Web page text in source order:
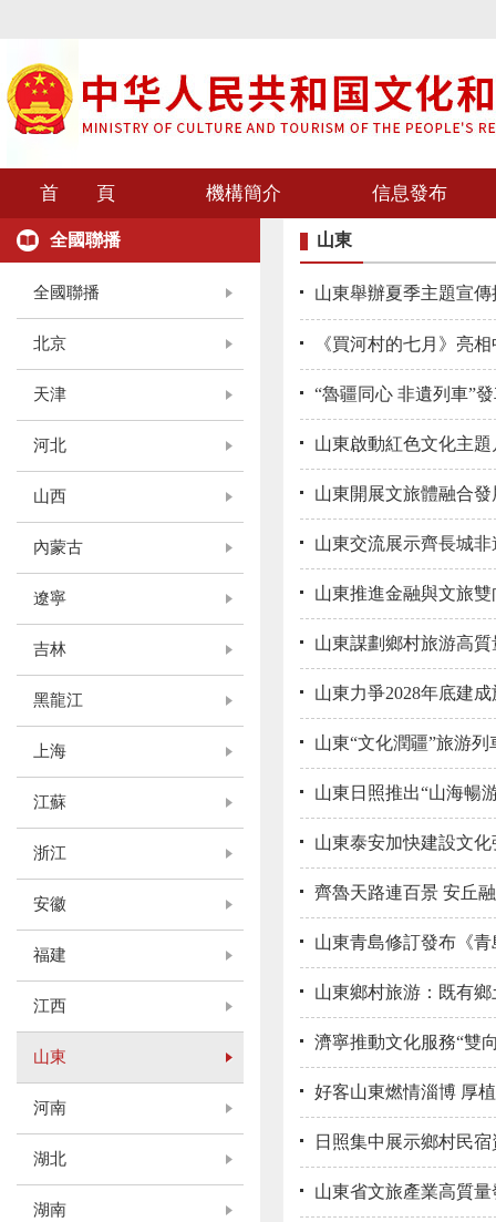
首 頁 機構簡介 信息發布
全國聯播
全國聯播
北京
天津
河北
山西
內蒙古
遼寧
吉林
黑龍江
上海
江蘇
浙江
安徽
福建
江西
山東
河南
湖北
湖南
山東
山東舉辦夏季主題宣
《買河村的七月》亮
“魯疆同心 非遺列車”
山東啟動紅色文化主題
山東開展文旅體融合發
山東交流展示齊長城非
山東推進金融與文旅雙
山東謀劃鄉村旅游高質
山東力爭2028年底建
山東“文化潤疆”旅游列
山東日照推出“山海暢
山東泰安加快建設文
齊魯天路連百景 安丘
山東青島修訂發布《
山東鄉村旅游：既有
濟寧推動文化服務“雙
好客山東燃情淄博 厚
日照集中展示鄉村民宿
山東省文旅產業高質